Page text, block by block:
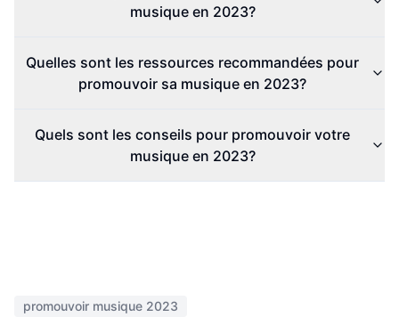
musique en 2023?
Quelles sont les ressources recommandées pour
promouvoir sa musique en 2023?
Quels sont les conseils pour promouvoir votre
musique en 2023?
promouvoir musique 2023